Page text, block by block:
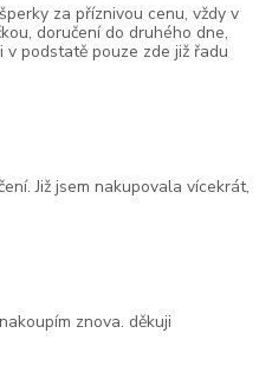
za příznivou cenu, vždy v
doručení do druhého dne,
v podstatě pouze zde již řadu
Již jsem nakupovala vícekrát,
znova. děkuji